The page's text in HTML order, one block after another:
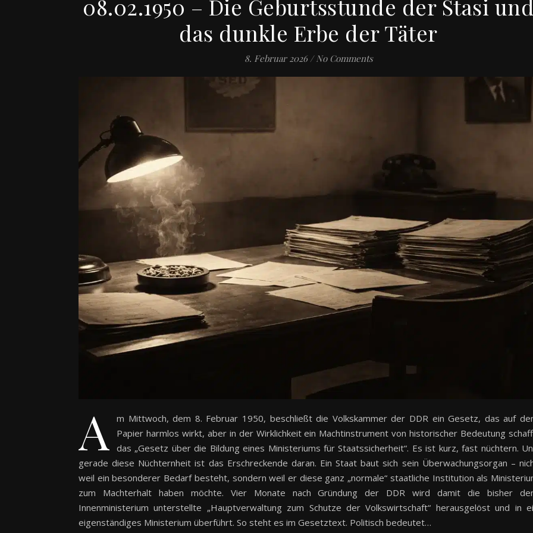
08.02.1950 – Die Geburtsstunde der Stasi
das dunkle Erbe der Täter
8. Februar 2026 / No Comments
A
m Mittwoch, dem 8. Februar 1950, beschließt die Volkskammer der DDR ein Gesetz, das auf
Papier harmlos wirkt, aber in der Wirklichkeit ein Machtinstrument von historischer Bedeutung
das „Gesetz über die Bildung eines Ministeriums für Staatssicherheit“. Es ist kurz, fast nüchtern.
gerade diese Nüchternheit ist das Erschreckende daran. Ein Staat baut sich sein Überwachungsorgan –
weil ein besonderer Bedarf besteht, sondern weil er diese ganz „normale“ staatliche Institution als
zum Machterhalt haben möchte. Vier Monate nach Gründung der DDR wird damit die bisher
Innenministerium unterstellte „Hauptverwaltung zum Schutze der Volkswirtschaft“ herausgelöst und in
eigenständiges Ministerium überführt. So steht es im Gesetztext. Politisch bedeutet…